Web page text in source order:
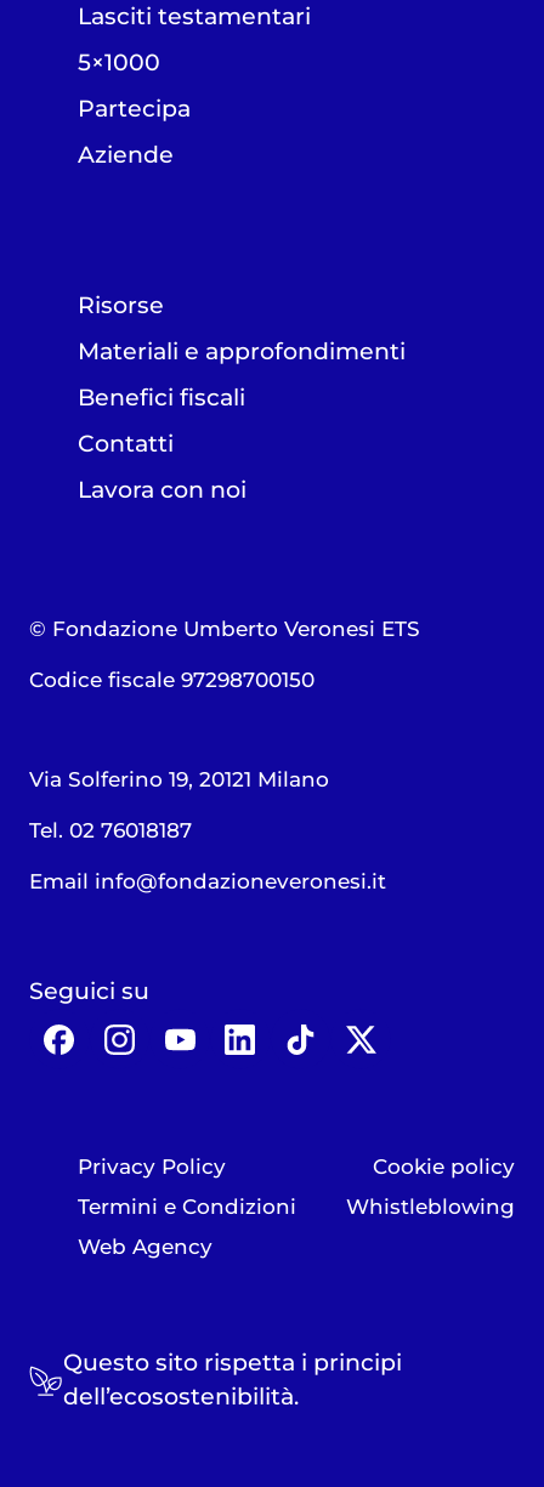
Lasciti testamentari
5×1000
Partecipa
Aziende
Risorse
Materiali e approfondimenti
Benefici fiscali
Contatti
Lavora con noi
© Fondazione Umberto Veronesi ETS
Codice fiscale 97298700150
Via Solferino 19, 20121 Milano
Tel. 02 76018187
Email info@fondazioneveronesi.it
Seguici su
Privacy Policy
Cookie policy
Termini e Condizioni
Whistleblowing
Web Agency
Questo sito rispetta i principi
dell’ecosostenibilità.